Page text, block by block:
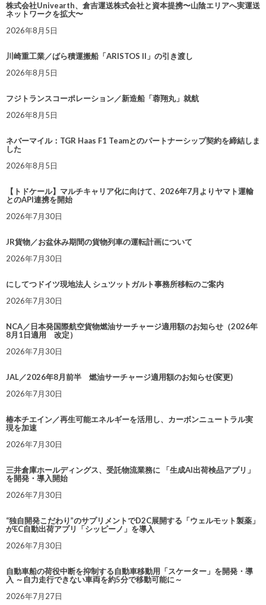
株式会社Univearth、倉吉運送株式会社と資本提携〜山陰エリアへ実運送
ネットワークを拡大〜
2026年8月5日
川崎重工業／ばら積運搬船「ARISTOS II」の引き渡し
2026年8月5日
フジトランスコーポレーション／新造船「蓉翔丸」就航
2026年8月5日
ネバーマイル：TGR Haas F1 Teamとのパートナーシップ契約を締結しま
した
2026年8月5日
【トドケール】マルチキャリア化に向けて、2026年7月よりヤマト運輸
とのAPI連携を開始
2026年7月30日
JR貨物／お盆休み期間の貨物列車の運転計画について
2026年7月30日
にしてつドイツ現地法人 シュツットガルト事務所移転のご案内
2026年7月30日
NCA／日本発国際航空貨物燃油サーチャージ適用額のお知らせ（2026年
8月1日適用 改定）
2026年7月30日
JAL／2026年8月前半 燃油サーチャージ適用額のお知らせ(変更)
2026年7月30日
椿本チエイン／再生可能エネルギーを活用し、カーボンニュートラル実
現を加速
2026年7月30日
三井倉庫ホールディングス、受託物流業務に 「生成AI出荷検品アプリ」
を開発・導入開始
2026年7月30日
“独自開発こだわり”のサプリメントでD2C展開する「ウェルモット製薬」
がEC自動出荷アプリ「シッピーノ」を導入
2026年7月30日
自動車船の荷役中断を抑制する自動車移動用「スケーター」を開発・導
入 ～自力走行できない車両を約5分で移動可能に～
2026年7月27日